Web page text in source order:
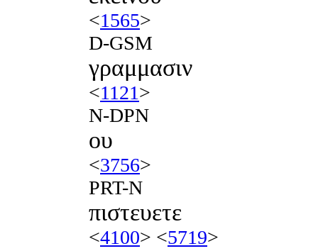
<1565>
D-GSM
γραμμασιν
<1121>
N-DPN
ου
<3756>
PRT-N
πιστευετε
<4100> <5719>